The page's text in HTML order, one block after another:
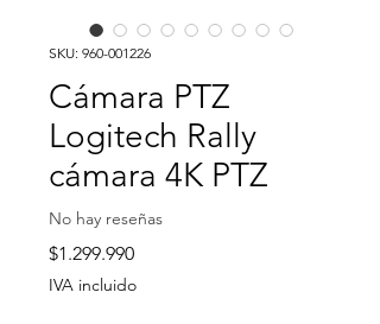
SKU: 960-001226
Cámara PTZ
Logitech Rally
cámara 4K PTZ
No hay reseñas
$1.299.990Precio
IVA incluido